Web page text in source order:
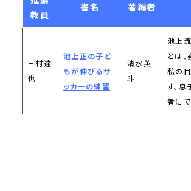
教員
書名 著編者
三村達
也
池上正の子ど
もが伸びるサ
ッカーの練習
清水英
斗
池上
とは、
私の
す。
者に